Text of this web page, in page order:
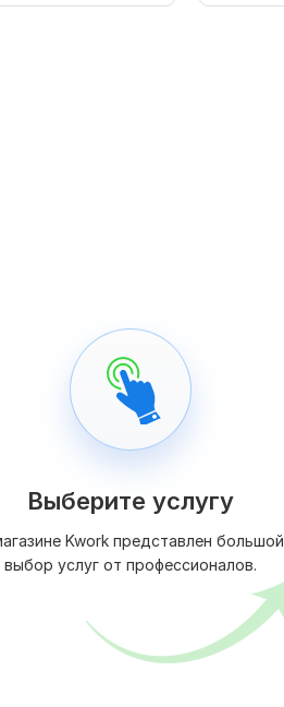
Выберите услугу
Kwork представлен большой
выбор услуг от профессионалов.